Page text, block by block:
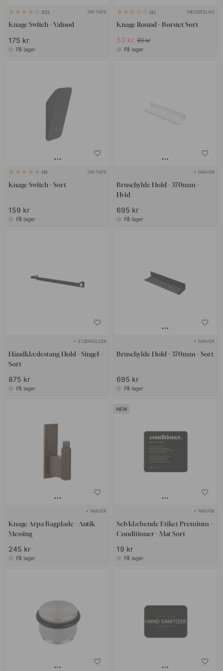
12 3M-TAPE
Knage Switch - Valnød
175 kr
På lager
2 VÆGBESLAG
Knage Round - Børstet Sort
53 kr 89 kr
På lager
4 3M-TAPE
Knage Switch - Sort
159 kr
På lager
+ FARVER
Brusehylde Hold - 370mm -
Hvid
695 kr
På lager
+ STØRRELSER
Håndklædestang Hold - Singel -
Sort
875 kr
På lager
+ FARVER
Brusehylde Hold - 370mm - Sort
695 kr
På lager
+ FARVER
Knage Arpa/Bagplade - Antik
Messing
245 kr
På lager
+ FARVER
Selvklæbende Etiket Premium -
Conditioner - Mat Sort
19 kr
På lager